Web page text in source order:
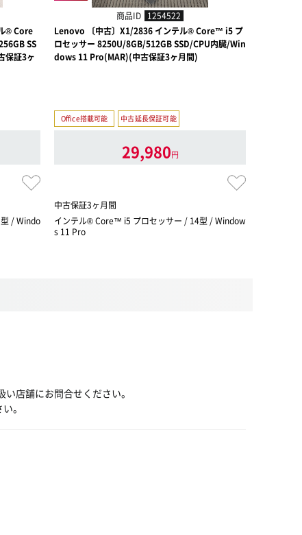
® Core
SS
保証3ヶ
/ Windo
商品ID 1254522
Lenovo 〔中古〕X1/2836 インテル® Core™ i5 プ
ロセッサー 8250U/8GB/512GB SSD/CPU内臓/Win
dows 11 Pro(MAR)(中古保証3ヶ月間)
Office搭載可能 中古延長保証可能
29,980円
中古保証3ヶ月間
インテル® Core™ i5 プロセッサー / 14型 / Window
s 11 Pro
店舗にお問合せください。
。